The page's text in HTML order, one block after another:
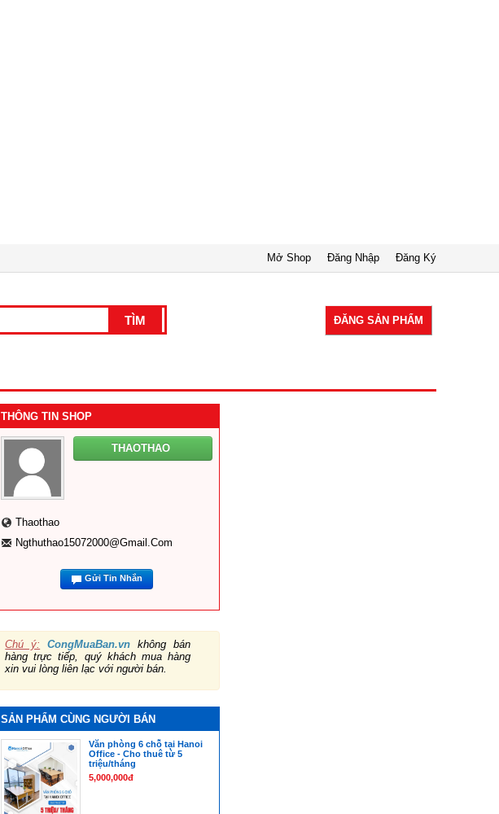
Đăng Ký
Đăng Nhập
Mở Shop
ĐĂNG SẢN PHẨM
THÔNG TIN SHOP
THAOTHAO
Thaothao
Ngthuthao15072000@gmail.com
Gửi Tin Nhắn
Chú ý: CongMuaBan.vn không bán
hàng trực tiếp, quý khách mua hàng
xin vui lòng liên lạc với người bán.
SẢN PHẨM CÙNG NGƯỜI BÁN
Văn phòng 6 chỗ tại Hanoi
Office - Cho thuê từ 5
triệu/tháng
5,000,000đ